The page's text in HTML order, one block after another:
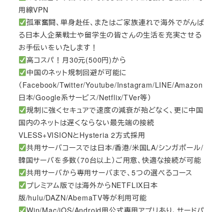
用線VPN
孤軍奮闘、単身赴任、またはご家族連れで海外でがんば
る日本人企業戦士や留学生の皆さんの生活を充実させる
お手伝いをいたします！
高コスパ！月30元(500円)から
中国のネット規制回避が可能に
（Facebook/Twitter/Youtube/Instagram/LINE/Amazon
日本/Google系サービス/Netflix/TVer等）
規制に強くセキュアで速度の減衰が殆どなく、更に中国
国内のネットは遅くならない最先端の接続
VLESS+VISIONとHysteria 2方式採用
共用サーバコースでは日本/香港/米国LA/シンガポール/
韓国サーバを多数（70台以上）ご用意、快適な接続が可能
共用サーバから専用サーバまで、5つの選べるコース
プレミアム版では海外からNETFLIX日本
版/hulu/DAZN/AbemaTV等が利用可能